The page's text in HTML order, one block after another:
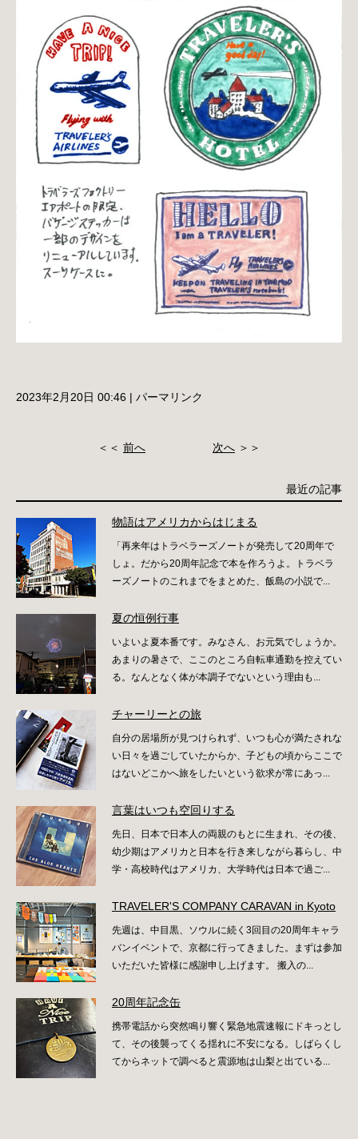
2023年2月20日 00:46 | パーマリンク
＜＜ 前へ 次へ ＞＞
最近の記事
物語はアメリカからはじまる
「再来年はトラベラーズノートが発売して20周年で
しょ。だから20周年記念で本を作ろうよ。トラベラ
ーズノートのこれまでをまとめた、飯島の小説で...
夏の恒例行事
いよいよ夏本番です。みなさん、お元気でしょうか。
あまりの暑さで、ここのところ自転車通勤を控えてい
る。なんとなく体が本調子でないという理由も...
チャーリーとの旅
自分の居場所が見つけられず、いつも心が満たされな
い日々を過ごしていたからか、子どもの頃からここで
はないどこかへ旅をしたいという欲求が常にあっ...
言葉はいつも空回りする
先日、日本で日本人の両親のもとに生まれ、その後、
幼少期はアメリカと日本を行き来しながら暮らし、中
学・高校時代はアメリカ、大学時代は日本で過ご...
TRAVELER'S COMPANY CARAVAN in Kyoto
先週は、中目黒、ソウルに続く3回目の20周年キャラ
バンイベントで、京都に行ってきました。まずは参加
いただいた皆様に感謝申し上げます。 搬入の...
20周年記念缶
携帯電話から突然鳴り響く緊急地震速報にドキっとし
て、その後襲ってくる揺れに不安になる。しばらくし
てからネットで調べると震源地は山梨と出ている...